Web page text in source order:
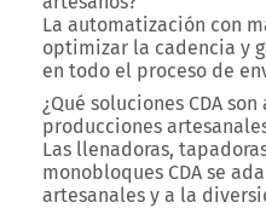
La automatización con
optimizar la cadencia y
en todo el proceso de
¿Qué soluciones CDA
producciones
Las llenadoras,
monobloques CDA se
artesanales y a la